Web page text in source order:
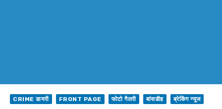
CRIME डायरी FRONT PAGE फोटो गैलरी बांसडीह ब्रेकिंग न्यूज